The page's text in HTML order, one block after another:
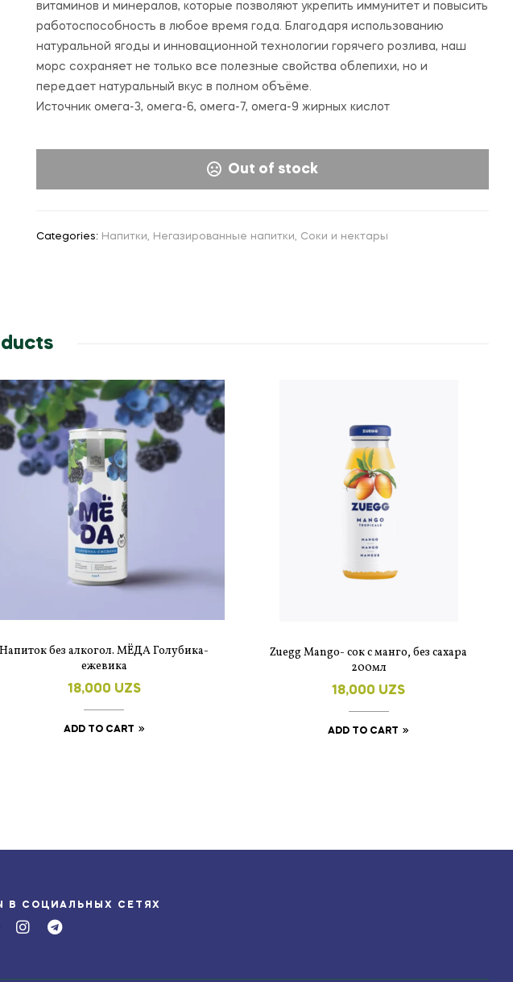
витаминов и минералов, которые позволяют укрепить иммунитет и повысить
работоспособность в любое время года. Благодаря использованию
натуральной ягоды и инновационной технологии горячего розлива, наш
морс сохраняет не только все полезные свойства облепихи, но и
передает натуральный вкус в полном объёме.
Источник омега-3, омега-6, омега-7, омега-9 жирных кислот
Out of stock
Categories: Напитки, Негазированные напитки, Соки и нектары
Напиток без алкогол. МЁДА Голубика-
ежевика
18,000 UZS
ADD TO CART
Zuegg Mango- сок с манго, без сахара
200мл
18,000 UZS
ADD TO CART
В СОЦИАЛЬНЫХ СЕТЯХ